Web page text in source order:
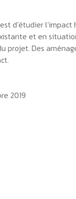
d’étudier
et en
projet. Des
2019